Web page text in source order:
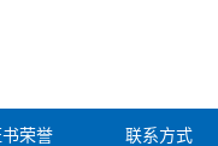
荣誉 联系方式